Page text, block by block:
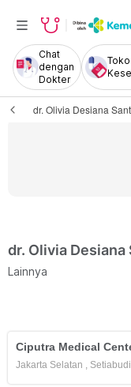
Chat
dengan
Dokter
Toko
dr. Olivia Desiana
dr. Olivia Desiana
Lainnya
Ciputra Medical
Jakarta Selatan , Setiabudi